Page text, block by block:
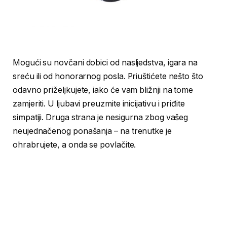
Mogući su novčani dobici od nasljedstva, igara na
sreću ili od honorarnog posla. Priuštićete nešto što
odavno priželjkujete, iako će vam bližnji na tome
zamjeriti. U ljubavi preuzmite inicijativu i priđite
simpatiji. Druga strana je nesigurna zbog vašeg
neujednačenog ponašanja – na trenutke je
ohrabrujete, a onda se povlačite.